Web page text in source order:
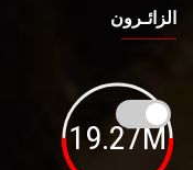
الزائـرون
19.27M